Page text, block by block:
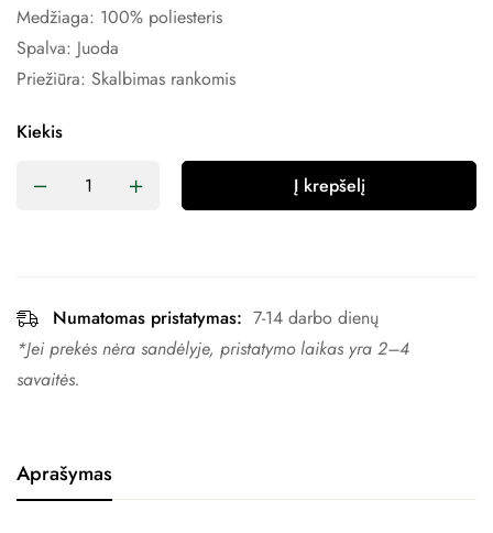
Medžiaga: 100% poliesteris
Spalva: Juoda
Priežiūra: Skalbimas rankomis
Kiekis
Į krepšelį
Numatomas pristatymas: 7-14 darbo dienų
*Jei prekės nėra sandėlyje, pristatymo laikas yra 2–4 ​​
savaitės.
Aprašymas